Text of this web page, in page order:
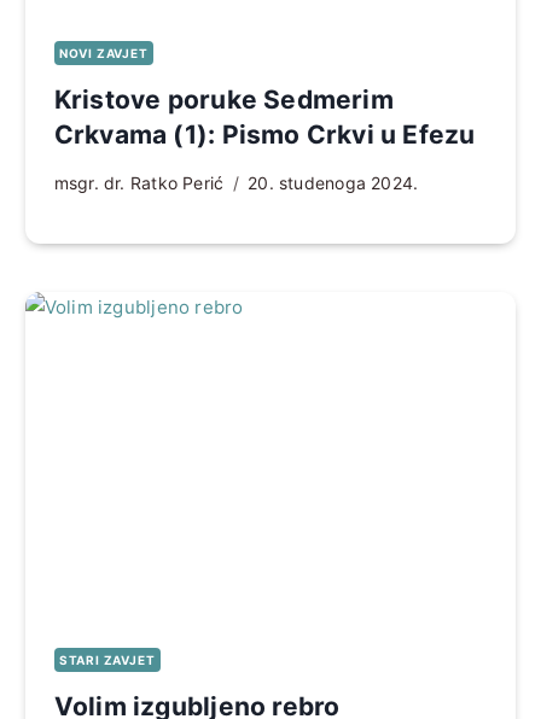
NOVI ZAVJET
Kristove poruke Sedmerim
Crkvama (1): Pismo Crkvi u Efezu
msgr. dr. Ratko Perić 20. studenoga 2024.
STARI ZAVJET
Volim izgubljeno rebro